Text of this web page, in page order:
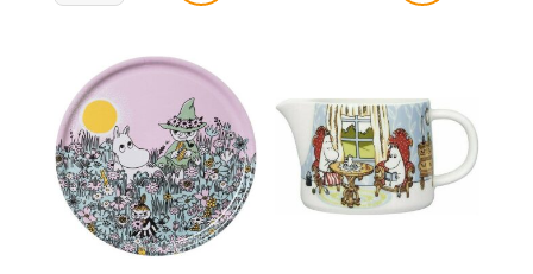
Snusmumrikken
antall
godt
antall